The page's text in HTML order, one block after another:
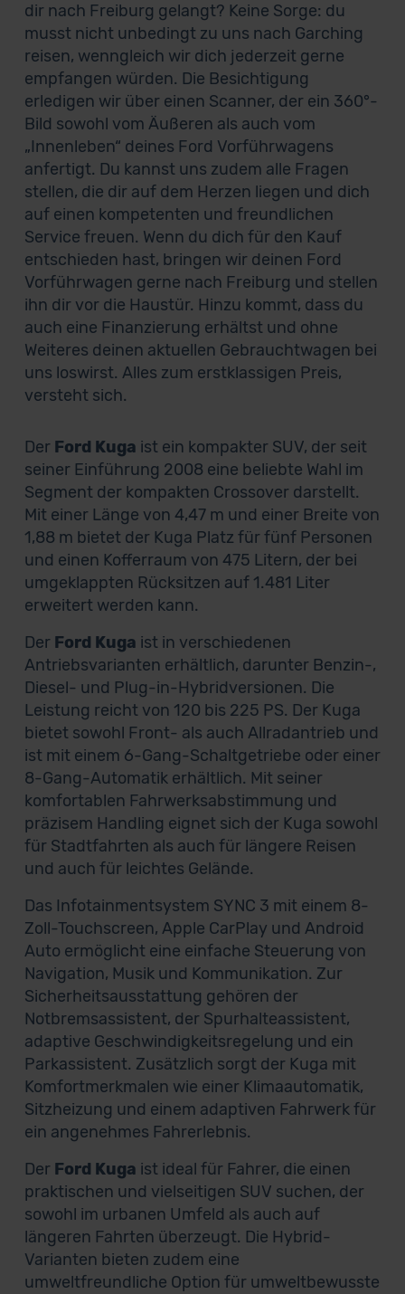
dir nach Freiburg gelangt? Keine Sorge: du
musst nicht unbedingt zu uns nach Garching
reisen, wenngleich wir dich jederzeit gerne
empfangen würden. Die Besichtigung
erledigen wir über einen Scanner, der ein 360°-
Bild sowohl vom Äußeren als auch vom
„Innenleben“ deines Ford Vorführwagens
anfertigt. Du kannst uns zudem alle Fragen
stellen, die dir auf dem Herzen liegen und dich
auf einen kompetenten und freundlichen
Service freuen. Wenn du dich für den Kauf
entschieden hast, bringen wir deinen Ford
Vorführwagen gerne nach Freiburg und stellen
ihn dir vor die Haustür. Hinzu kommt, dass du
auch eine Finanzierung erhältst und ohne
Weiteres deinen aktuellen Gebrauchtwagen bei
uns loswirst. Alles zum erstklassigen Preis,
versteht sich.
Der Ford Kuga ist ein kompakter SUV, der seit
seiner Einführung 2008 eine beliebte Wahl im
Segment der kompakten Crossover darstellt.
Mit einer Länge von 4,47 m und einer Breite von
1,88 m bietet der Kuga Platz für fünf Personen
und einen Kofferraum von 475 Litern, der bei
umgeklappten Rücksitzen auf 1.481 Liter
erweitert werden kann.
Der Ford Kuga ist in verschiedenen
Antriebsvarianten erhältlich, darunter Benzin-,
Diesel- und Plug-in-Hybridversionen. Die
Leistung reicht von 120 bis 225 PS. Der Kuga
bietet sowohl Front- als auch Allradantrieb und
ist mit einem 6-Gang-Schaltgetriebe oder einer
8-Gang-Automatik erhältlich. Mit seiner
komfortablen Fahrwerksabstimmung und
präzisem Handling eignet sich der Kuga sowohl
für Stadtfahrten als auch für längere Reisen
und auch für leichtes Gelände.
Das Infotainmentsystem SYNC 3 mit einem 8-
Zoll-Touchscreen, Apple CarPlay und Android
Auto ermöglicht eine einfache Steuerung von
Navigation, Musik und Kommunikation. Zur
Sicherheitsausstattung gehören der
Notbremsassistent, der Spurhalteassistent,
adaptive Geschwindigkeitsregelung und ein
Parkassistent. Zusätzlich sorgt der Kuga mit
Komfortmerkmalen wie einer Klimaautomatik,
Sitzheizung und einem adaptiven Fahrwerk für
ein angenehmes Fahrerlebnis.
Der Ford Kuga ist ideal für Fahrer, die einen
praktischen und vielseitigen SUV suchen, der
sowohl im urbanen Umfeld als auch auf
längeren Fahrten überzeugt. Die Hybrid-
Varianten bieten zudem eine
umweltfreundliche Option für umweltbewusste